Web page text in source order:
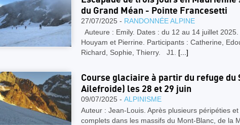
du Grand Méan - Pointe Francesetti
27/07/2025 - RANDONNÉE ALPINE
Auteure : Emily. Dates : du 12 au 14 juillet
Houyam et Pierrine. Participants : Catherine,
Richard, Sophie, Thierry. J1. [...]
Course glaciaire à partir du refuge du
Ailefroide) les 28 et 29 juin
09/07/2025 - ALPINISME
Auteur : Jean-Louis. Après plusieurs péripéties
complets dans les massifs du Mont-Blanc, de la